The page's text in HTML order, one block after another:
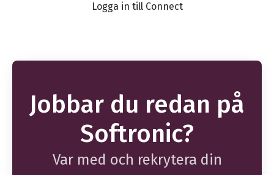
Logga in till Connect
Jobbar du redan på
Softronic?
Var med och rekrytera din